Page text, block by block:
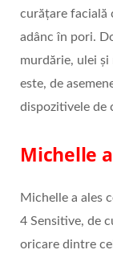
curățare facială
adânc în pori.
murdărie, ulei
este, de
dispozitivele de
Michelle
Michelle a ales
4 Sensitive, de
oricare dintre